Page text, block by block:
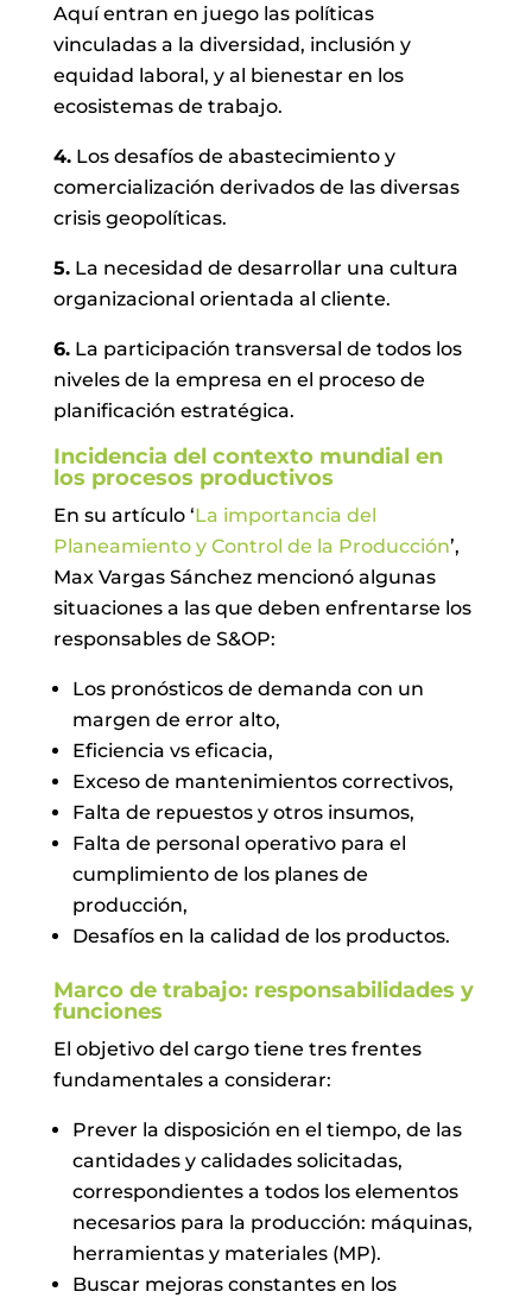
Aquí entran en juego las políticas
vinculadas a la diversidad, inclusión y
equidad laboral, y al bienestar en los
ecosistemas de trabajo.
4.Los desafíos de abastecimiento y
comercialización derivados de las diversas
crisis geopolíticas.
5.La necesidad de desarrollar una cultura
organizacional orientada al cliente.
6.La participación transversal de todos los
niveles de la empresa en el proceso de
planificación estratégica.
Incidencia del contexto mundial en
los procesos productivos
En su artículo ‘La importancia del
Planeamiento y Control de la Producción’,
Max Vargas Sánchez mencionó algunas
situaciones a las que deben enfrentarse los
responsables de S&OP:
Los pronósticos de demanda con un
margen de error alto,
Eficiencia vs eficacia,
Exceso de mantenimientos correctivos,
Falta de repuestos y otros insumos,
Falta de personal operativo para el
cumplimiento de los planes de
producción,
Desafíos en la calidad de los productos.
Marco de trabajo: responsabilidades y
funciones
El objetivo del cargo tiene tres frentes
fundamentales a considerar:
Prever la disposición en el tiempo, de las
cantidades y calidades solicitadas,
correspondientes a todos los elementos
necesarios para la producción: máquinas,
herramientas y materiales (MP).
Buscar mejoras constantes en los